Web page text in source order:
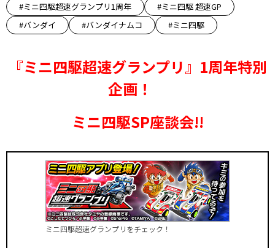
#ミニ四駆超速グランプリ1周年
#ミニ四駆 超速GP
#バンダイ
#バンダイナムコ #ミニ四駆
『ミニ四駆超速グランプリ』1周年特別
企画！
ミニ四駆SP座談会!!
ミニ四駆超速グランプリをチェック！